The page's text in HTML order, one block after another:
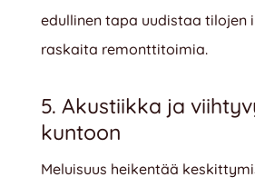
edullinen tapa uudistaa tilojen
raskaita remonttitoimia.
5. Akustiikka ja
kuntoon
Meluisuus heikentää